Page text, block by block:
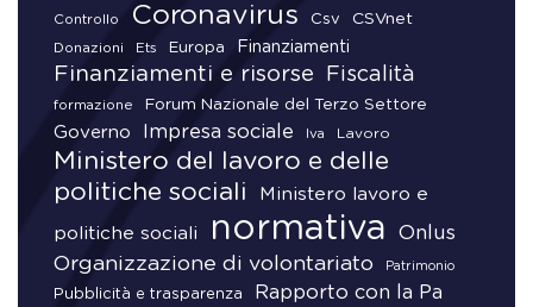
Controllo Coronavirus Csv CSVnet
Donazioni Ets Europa Finanziamenti
Finanziamenti e risorse Fiscalità
formazione Forum Nazionale del Terzo Settore
Governo Impresa sociale Iva Lavoro
Ministero del lavoro e delle
politiche sociali
Ministero lavoro e
politiche sociali normativa Onlus
Organizzazione di volontariato Patrimonio
Pubblicità e trasparenza Rapporto con la Pa